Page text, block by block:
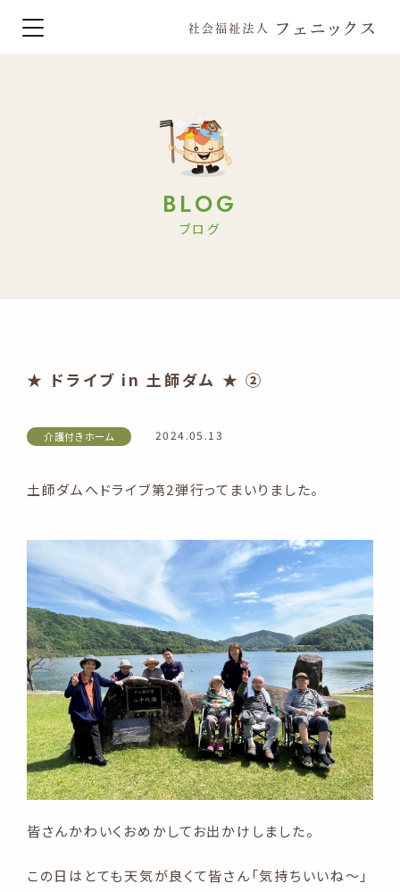
BLOG
ブログ
★ ドライブ in 土師ダム ★ ②
介護付きホーム 2024.05.13
土師ダムへドライブ第2弾行ってまいりました。
皆さんかわいくおめかしてお出かけしました。
この日はとても天気が良くて皆さん「気持ちいいね～」